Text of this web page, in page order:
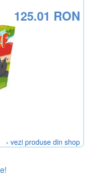
125.01 RON
› vezi produse din shop